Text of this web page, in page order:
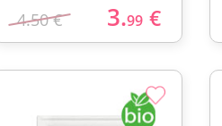
4.50 € 3.99 €